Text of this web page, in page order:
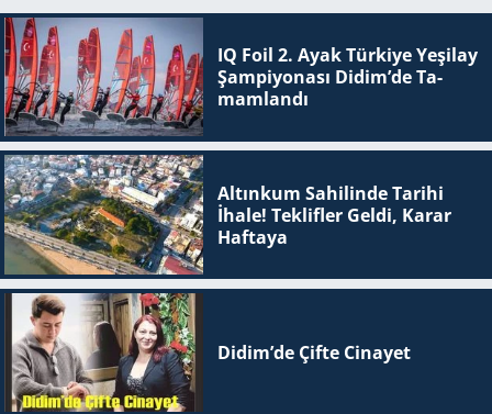
IQ Foil 2. Ayak Tür­ki­ye Ye­şi­lay
Şam­pi­yo­na­sı Didim’de Ta­
mam­lan­dı
Altınkum Sahilinde Tarihi
İhale! Teklifler Geldi, Karar
Haftaya
Didim’de Çifte Ci­na­yet